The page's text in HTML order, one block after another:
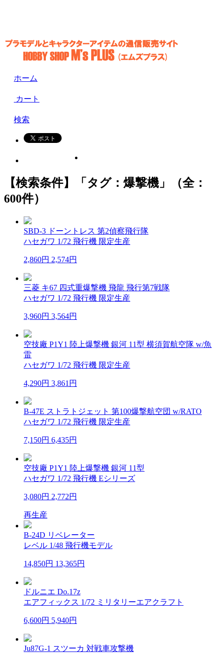
ホーム
カート
検索
【検索条件】「タグ：爆撃機」（全：
600件）
SBD-3 ドーントレス 第2偵察飛行隊
ハセガワ 1/72 飛行機 限定生産
2,860円 2,574円
三菱 キ67 四式重爆撃機 飛龍 飛行第7戦隊
ハセガワ 1/72 飛行機 限定生産
3,960円 3,564円
空技廠 P1Y1 陸上爆撃機 銀河 11型 横須賀航空隊 w/魚
雷
ハセガワ 1/72 飛行機 限定生産
4,290円 3,861円
B-47E ストラトジェット 第100爆撃航空団 w/RATO
ハセガワ 1/72 飛行機 限定生産
7,150円 6,435円
空技廠 P1Y1 陸上爆撃機 銀河 11型
ハセガワ 1/72 飛行機 Eシリーズ
3,080円 2,772円
再生産
B-24D リベレーター
レベル 1/48 飛行機モデル
14,850円 13,365円
ドルニエ Do.17z
エアフィックス 1/72 ミリタリーエアクラフト
6,600円 5,940円
Ju87G-1 スツーカ 対戦車攻撃機